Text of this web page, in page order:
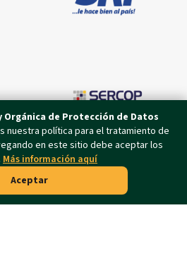
Orgánica de Protección de Datos
nuestra política para el tratamiento de
en este sitio debe aceptar los
Más información aquí
Aceptar